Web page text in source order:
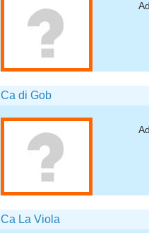
Ca di Gob
Ca La Viola